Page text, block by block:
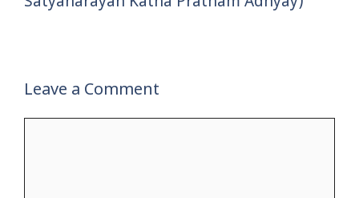
Leave a Comment